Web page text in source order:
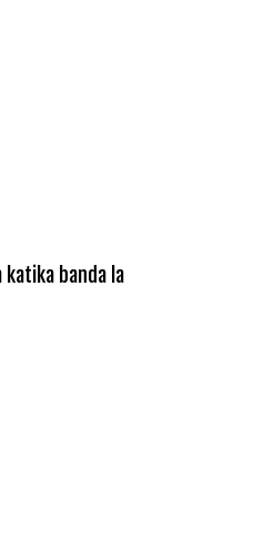
katika banda la